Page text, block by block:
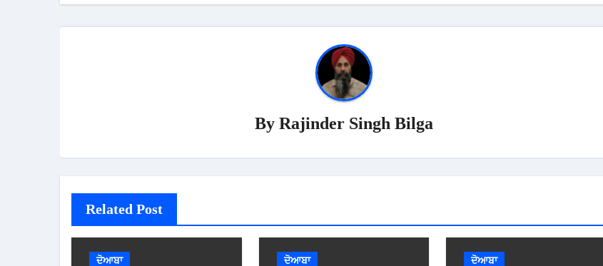
By Rajinder Singh Bilga
Related Post
ਦੋਆਬਾ ਦੋਆਬਾ ਦੋਆਬਾ